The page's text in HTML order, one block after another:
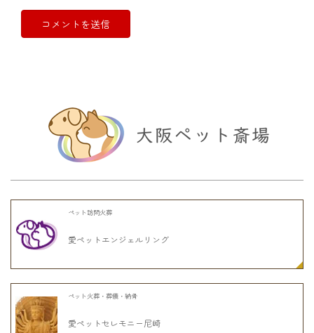
ペット訪問火葬
愛ペットエンジェルリング
ペット火葬・葬儀・納骨
愛ペットセレモニー尼崎